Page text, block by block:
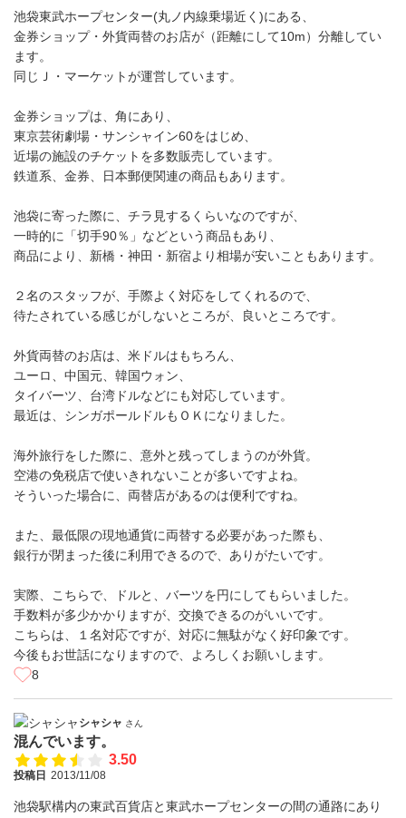
池袋東武ホープセンター(丸ノ内線乗場近く)にある、
金券ショップ・外貨両替のお店が（距離にして10m）分離してい
ます。
同じＪ・マーケットが運営しています。
金券ショップは、角にあり、
東京芸術劇場・サンシャイン60をはじめ、
近場の施設のチケットを多数販売しています。
鉄道系、金券、日本郵便関連の商品もあります。
池袋に寄った際に、チラ見するくらいなのですが、
一時的に「切手90％」などという商品もあり、
商品により、新橋・神田・新宿より相場が安いこともあります。
２名のスタッフが、手際よく対応をしてくれるので、
待たされている感じがしないところが、良いところです。
外貨両替のお店は、米ドルはもちろん、
ユーロ、中国元、韓国ウォン、
タイバーツ、台湾ドルなどにも対応しています。
最近は、シンガポールドルもＯＫになりました。
海外旅行をした際に、意外と残ってしまうのが外貨。
空港の免税店で使いきれないことが多いですよね。
そういった場合に、両替店があるのは便利ですね。
また、最低限の現地通貨に両替する必要があった際も、
銀行が閉まった後に利用できるので、ありがたいです。
実際、こちらで、ドルと、バーツを円にしてもらいました。
手数料が多少かかりますが、交換できるのがいいです。
こちらは、１名対応ですが、対応に無駄がなく好印象です。
今後もお世話になりますので、よろしくお願いします。
8
シャシャ さん
混んでいます。
3.50
投稿日 2013/11/08
池袋駅構内の東武百貨店と東武ホープセンターの間の通路にあり